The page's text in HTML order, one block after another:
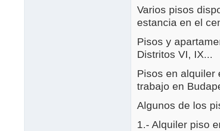
Varios pisos
estancia en el
Pisos y
Distritos VI, IX...
Pisos en alquiler
trabajo en
Algunos de los
1.- Alquiler piso